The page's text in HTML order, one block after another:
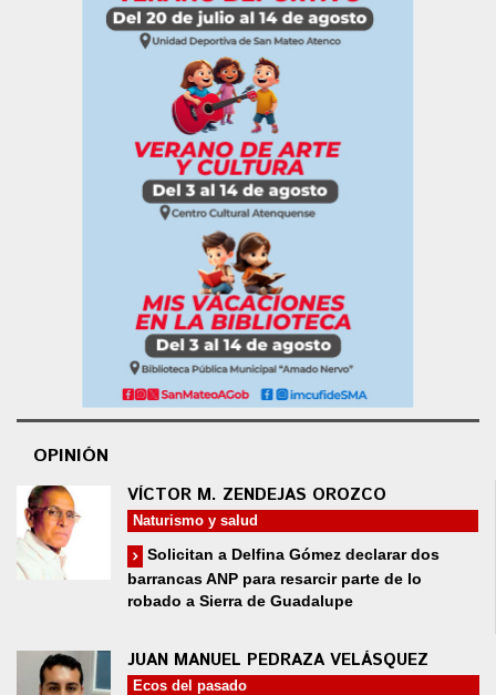
OPINIÓN
VÍCTOR M. ZENDEJAS OROZCO
Naturismo y salud
Solicitan a Delfina Gómez declarar dos
barrancas ANP para resarcir parte de lo
robado a Sierra de Guadalupe
JUAN MANUEL PEDRAZA VELÁSQUEZ
Ecos del pasado